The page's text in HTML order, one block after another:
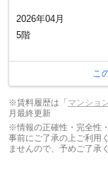
2026年04月
5階
こ
※賃料履歴は「 マンショ
月最終更新
※情報の正確性・完全性
事前にご了承の上ご利用
ませんので、予めご了承